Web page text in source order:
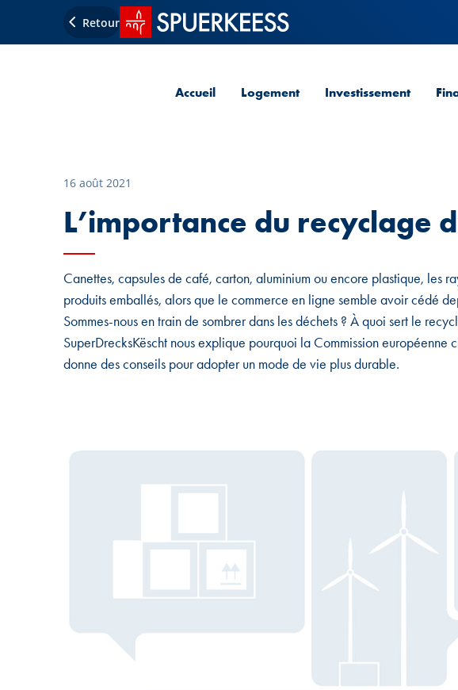
Retour Accueil SPUERKEESS
Accueil Logement Investissement
16 août 2021
L’importance du recyclage
Canettes, capsules de café, carton, aluminium ou encore plastique, les
produits emballés, alors que le commerce en ligne semble avoir cédé
Sommes-nous en train de sombrer dans les déchets ? À quoi sert le
SuperDrecksKëscht nous explique pourquoi la Commission européenne
donne des conseils pour adopter un mode de vie plus durable.